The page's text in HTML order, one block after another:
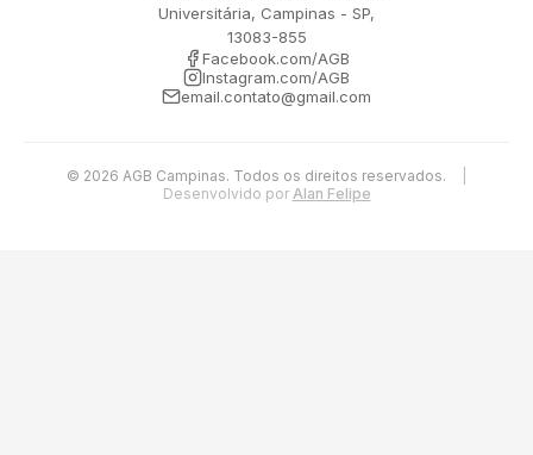
Universitária, Campinas - SP,
13083-855
Facebook.com/AGB
Instagram.com/AGB
email.contato@gmail.com
© 2026 AGB Campinas. Todos os direitos reservados.
Desenvolvido por Alan Felipe